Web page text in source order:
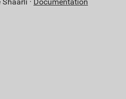
· Documentation